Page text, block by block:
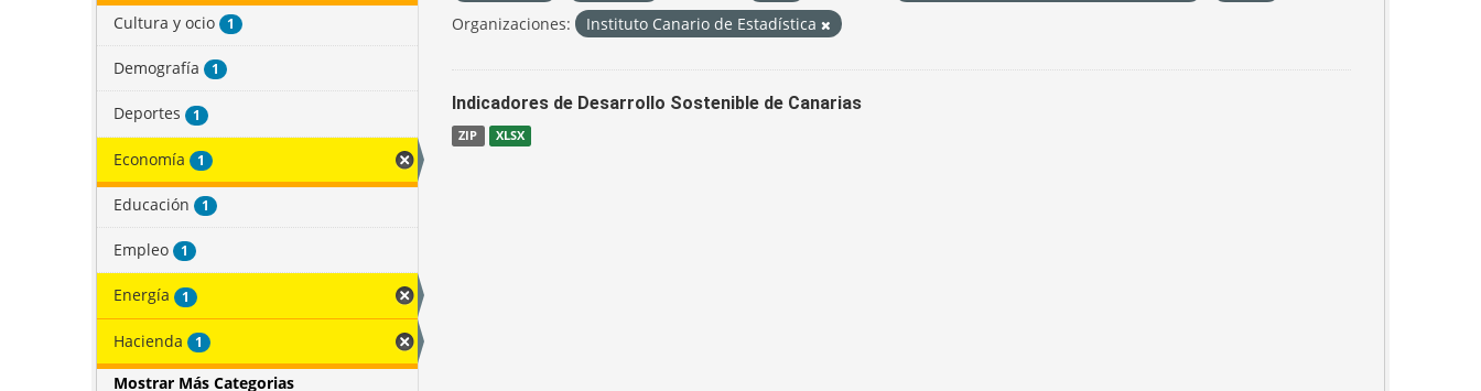
Cultura y ocio 1
Demografía 1
Deportes 1
Economía 1
Educación 1
Empleo 1
Energía 1
Hacienda 1
Mostrar Más Categorias
Organizaciones:
Instituto Canario de Estadística
Indicadores de Desarrollo Sostenible de Canarias
ZIP XLSX